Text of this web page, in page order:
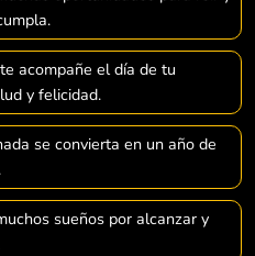
acompañe el día de tu
y felicidad.
se convierta en un año de
sueños por alcanzar y